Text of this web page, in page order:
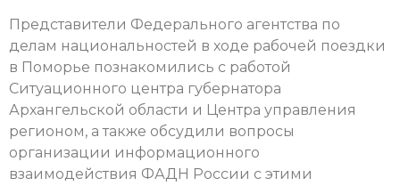
Представители Федерального агентства по
делам национальностей в ходе рабочей поездки
в Поморье познакомились с работой
Ситуационного центра губернатора
Архангельской области и Центра управления
регионом, а также обсудили вопросы
организации информационного
взаимодействия ФАДН России с этими